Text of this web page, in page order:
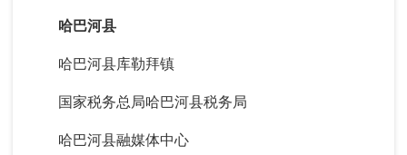
哈巴河县
哈巴河县库勒拜镇
国家税务总局哈巴河县税务局
哈巴河县融媒体中心